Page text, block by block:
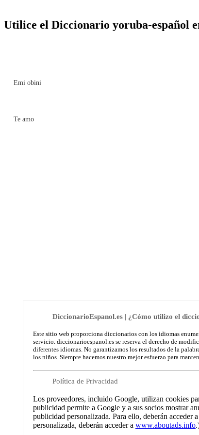
Utilice el Diccionario yoruba-español
Emi obini
Te amo
DiccionarioEspanol.es | ¿Cómo utilizo el
Este sitio web proporciona diccionarios con los idiomas
servicio. diccionarioespanol.es se reserva el derecho de
diferentes idiomas. No garantizamos los resultados de la
los niños. Siempre hacemos nuestro mejor esfuerzo para
Política de Privacidad
Los proveedores, incluido Google, utilizan cookies
publicidad permite a Google y a sus socios mostrar
publicidad personalizada. Para ello, deberán acceder a
personalizada, deberán acceder a www.aboutads.info